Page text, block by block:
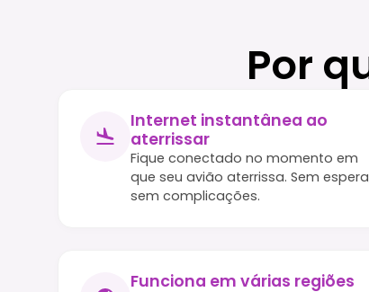
Por
Internet instantânea ao
aterrissar
Fique conectado no momento em
que seu avião aterrissa. Sem
sem complicações.
Funciona em várias regiões